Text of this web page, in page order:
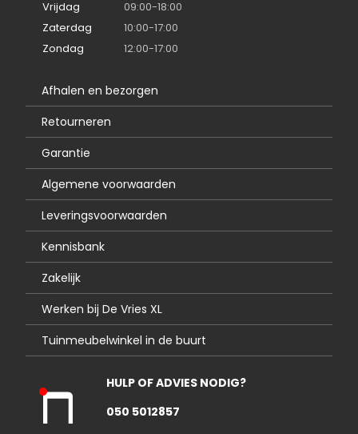
Vrijdag
09:00-18:00
Zaterdag
10:00-17:00
Zondag
12:00-17:00
Afhalen en bezorgen
Retourneren
Garantie
Algemene voorwaarden
Leveringsvoorwaarden
Kennisbank
Zakelijk
Werken bij De Vries XL
Tuinmeubelwinkel in de buurt
nte
HULP OF ADVIES NODIG?
050 5012857